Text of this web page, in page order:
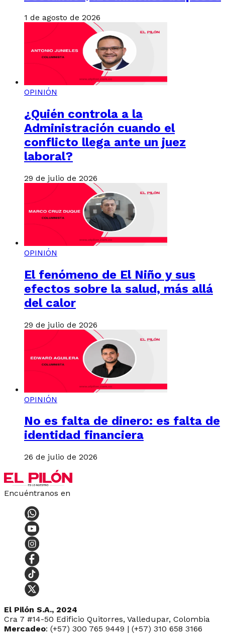
1 de agosto de 2026
OPINIÓN
¿Quién controla a la
Administración cuando el
conflicto llega ante un juez
laboral?
29 de julio de 2026
OPINIÓN
El fenómeno de El Niño y sus
efectos sobre la salud, más allá
del calor
29 de julio de 2026
OPINIÓN
No es falta de dinero: es falta de
identidad financiera
26 de julio de 2026
Encuéntranos en
El Pilón S.A., 2024
Cra 7 #14-50 Edificio Quitorres, Valledupar, Colombia
Mercadeo: (+57) 300 765 9449 | (+57) 310 658 3166